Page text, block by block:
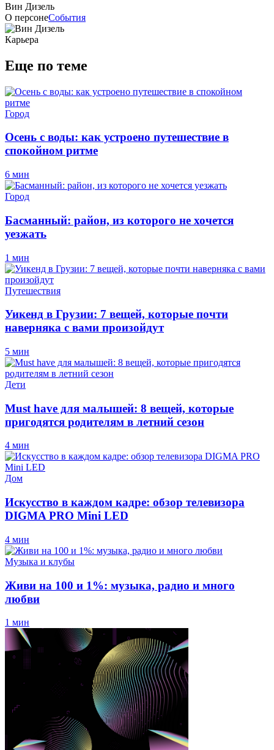
Вин Дизель
О персонеСобытия
Карьера
Еще по теме
Город
Осень с воды: как устроено путешествие в
спокойном ритме
6 мин
Город
Басманный: район, из которого не хочется
уезжать
1 мин
Путешествия
Уикенд в Грузии: 7 вещей, которые почти
наверняка с вами произойдут
5 мин
Дети
Must have для малышей: 8 вещей, которые
пригодятся родителям в летний сезон
4 мин
Дом
Искусство в каждом кадре: обзор телевизора
DIGMA PRO Mini LED
4 мин
Музыка и клубы
Живи на 100 и 1%: музыка, радио и много
любви
1 мин